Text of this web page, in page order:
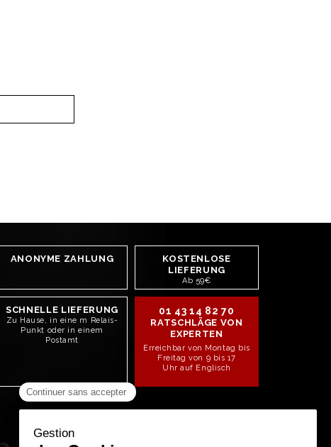
ANONYME ZAHLUNG
KOSTENLOSE
LIEFERUNG
Ab 59€
SCHNELLE LIEFERUNG
Zu Hause, in eine m Relais-
Punkt oder in einem
Postamt
01 43 14 82 70
RATSCHLÄGE VON
EXPERTEN
Erreichbar von Montag bis
Freitag von 9 bis 17
Uhr auf Englisch